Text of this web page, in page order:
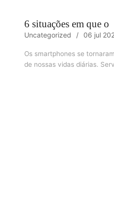
6 situações em que o
Uncategorized 06 jul
Os smartphones se
de nossas vidas diárias.